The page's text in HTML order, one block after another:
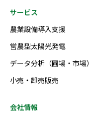
サービス
農業設備導入支援
営農型太陽光発電
データ分析（圃場・市場）
小売・卸売販売
会社情報